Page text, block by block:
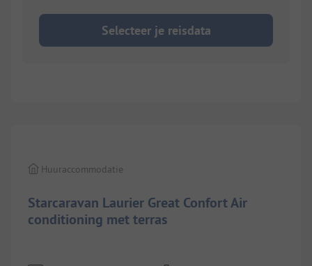
Selecteer je reisdata
Starcaravan Laurier Great Confort Air
conditioning met terras
Huuraccommodatie